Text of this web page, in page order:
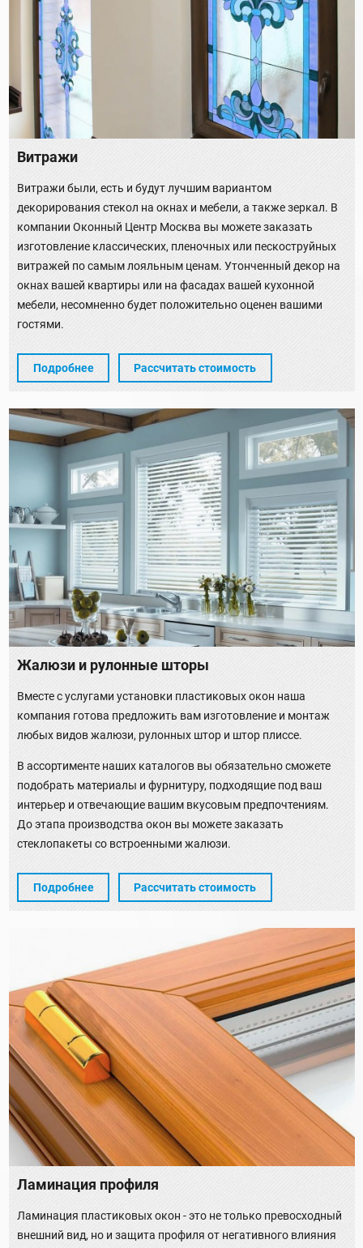
Витражи
Витражи были, есть и будут лучшим вариантом
декорирования стекол на окнах и мебели, а также зеркал. В
компании Оконный Центр Москва вы можете заказать
изготовление классических, пленочных или пескоструйных
витражей по самым лояльным ценам. Утонченный декор на
окнах вашей квартиры или на фасадах вашей кухонной
мебели, несомненно будет положительно оценен вашими
гостями.
Подробнее Рассчитать стоимость
Жалюзи и рулонные шторы
Вместе с услугами установки пластиковых окон наша
компания готова предложить вам изготовление и монтаж
любых видов жалюзи, рулонных штор и штор плиссе.
В ассортименте наших каталогов вы обязательно сможете
подобрать материалы и фурнитуру, подходящие под ваш
интерьер и отвечающие вашим вкусовым предпочтениям.
До этапа производства окон вы можете заказать
стеклопакеты со встроенными жалюзи.
Подробнее Рассчитать стоимость
Ламинация профиля
Ламинация пластиковых окон - это не только превосходный
внешний вид, но и защита профиля от негативного влияния